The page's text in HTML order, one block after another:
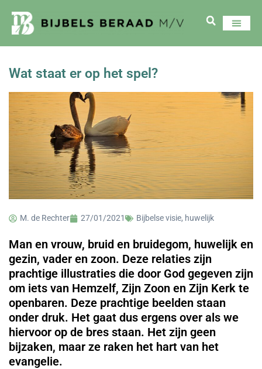
Wat staat er op het spel?
M. de Rechter 27/01/2021 Bijbelse visie, huwelijk
Man en vrouw, bruid en bruidegom, huwelijk en
gezin, vader en zoon. Deze relaties zijn
prachtige illustraties die door God gegeven zijn
om iets van Hemzelf, Zijn Zoon en Zijn Kerk te
openbaren. Deze prachtige beelden staan
onder druk. Het gaat dus ergens over als we
hiervoor op de bres staan. Het zijn geen
bijzaken, maar ze raken het hart van het
evangelie.